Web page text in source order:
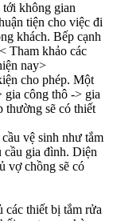
không gian
tiện cho việc đi
khách. Bếp cạnh
Tham khảo các
nay>
cho phép. Một
công thô -> gia
thường sẽ có thiết
vệ sinh như tắm
cầu gia đình. Diện
vợ chồng sẽ có
thiết bị tắm rửa